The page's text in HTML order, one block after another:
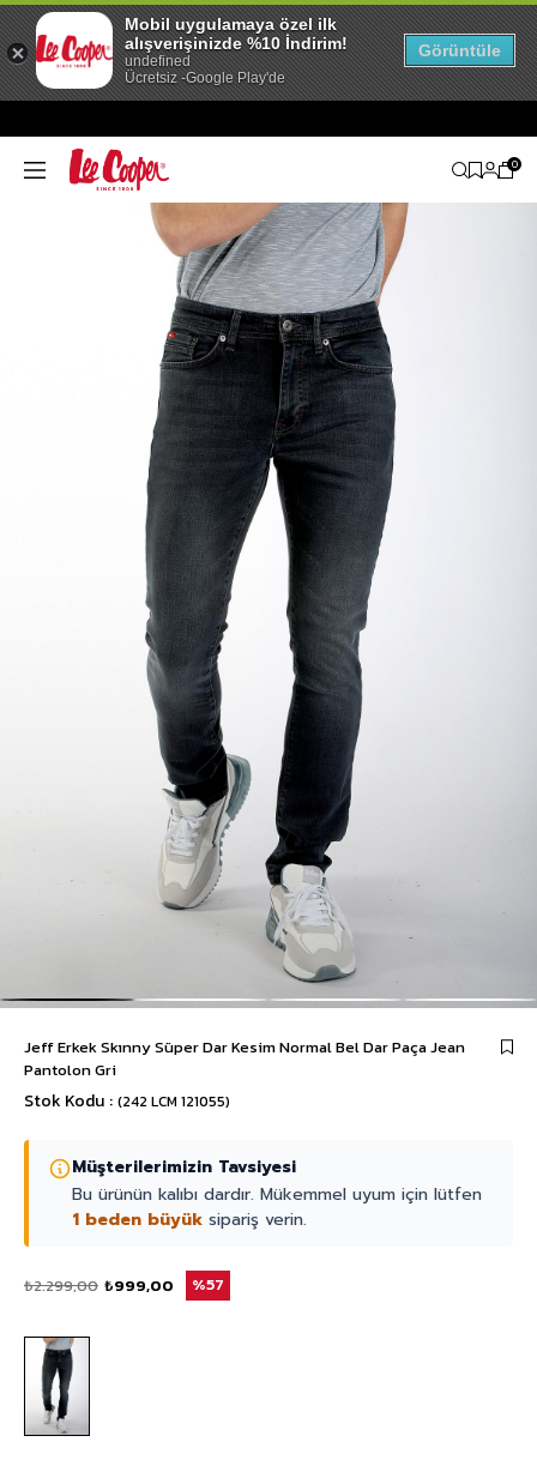
0
Jeff Erkek Skınny Süper Dar Kesim Normal Bel Dar Paça Jean
Pantolon Gri
Stok Kodu (242 LCM 121055)
Müşterilerimizin Tavsiyesi
Bu ürünün kalıbı dardır. Mükemmel uyum için lütfen
1 beden büyük sipariş verin.
₺2.299,00 ₺999,00 57
Mobil uygulamaya özel ilk
alışverişinizde %10 İndirim!
undefined
Ücretsiz -Google Play'de
Görüntüle